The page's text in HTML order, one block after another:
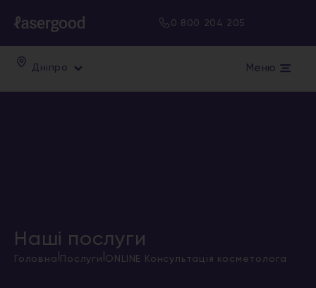
0 800 204 205
Дніпро Меню
Наші послуги
Головна Послуги ONLINE Консультація косметолога